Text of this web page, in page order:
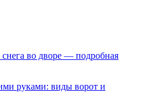
снега во дворе — подробная
руками: виды ворот и